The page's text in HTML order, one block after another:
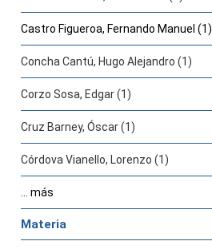
Castro Figueroa, Fernando Manuel (1)
Concha Cantú, Hugo Alejandro (1)
Corzo Sosa, Edgar (1)
Cruz Barney, Óscar (1)
Córdova Vianello, Lorenzo (1)
... más
Materia